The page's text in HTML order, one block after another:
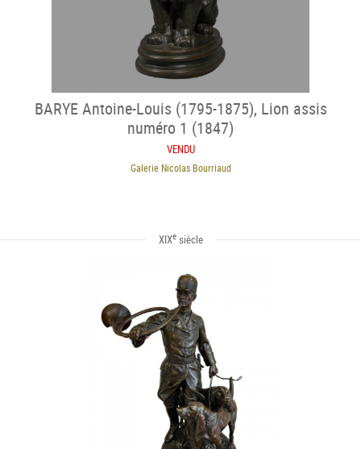
BARYE Antoine-Louis (1795-1875), Lion assis
numéro 1 (1847)
VENDU
Galerie Nicolas Bourriaud
XIXesiècle